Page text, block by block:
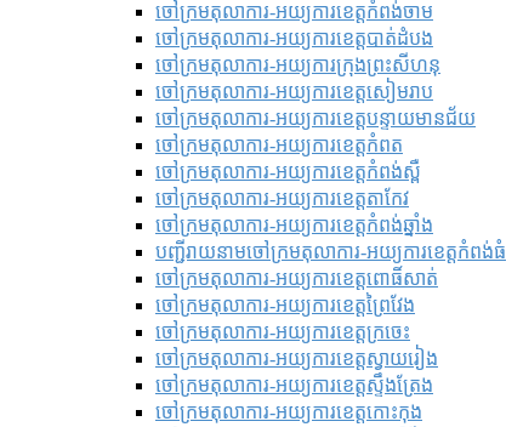
ចៅក្រមតុលាការ-អយ្យការខេត្តកំពង់ចាម
ចៅក្រមតុលាការ-អយ្យការខេត្តបាត់ដំបង
ចៅក្រមតុលាការ-អយ្យការ​ក្រុងព្រះសីហនុ
ចៅក្រមតុលាការ-អយ្យការខេត្តសៀមរាប
ចៅក្រមតុលាការ-អយ្យការខេត្តបន្ទាយមានជ័យ
ចៅក្រមតុលាការ-អយ្យការខេត្តកំពត
ចៅក្រមតុលាការ-អយ្យការខេត្តកំពង់ស្ពឺ
ចៅក្រមតុលាការ-អយ្យការខេត្តតាកែវ
ចៅក្រមតុលាការ-អយ្យការខេត្តកំពង់ឆ្នាំង
បញ្ជីរាយនាមចៅក្រមតុលាការ-អយ្យការខេត្តកំពង់ធំ
ចៅក្រមតុលាការ-អយ្យការខេត្តពោធិ៍សាត់
ចៅក្រមតុលាការ-អយ្យការខេត្តព្រៃវែង
ចៅក្រមតុលាការ-អយ្យការខេត្តក្រចេះ
ចៅក្រមតុលាការ-អយ្យការខេត្តស្វាយរៀង
ចៅក្រមតុលាការ-អយ្យការខេត្តស្ទឹងត្រែង
ចៅក្រមតុលាការ-អយ្យការខេត្តកោះកុង